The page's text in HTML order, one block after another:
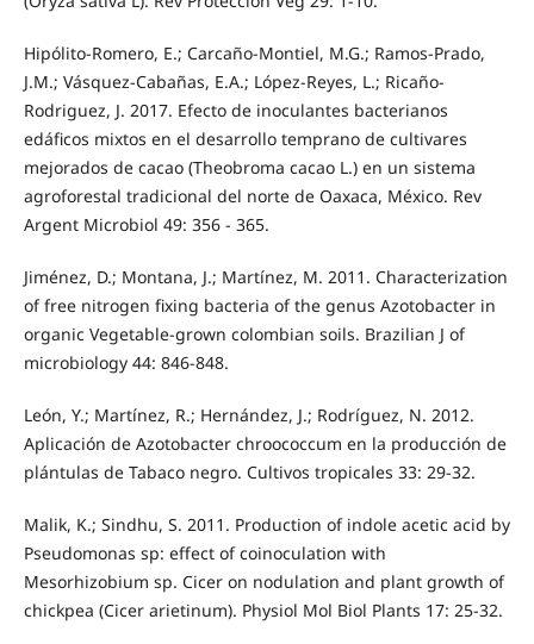
Hipólito-Romero, E.; Carcaño-Montiel, M.G.; Ramos-Prado,
J.M.; Vásquez-Cabañas, E.A.; López-Reyes, L.; Ricaño-
Rodriguez, J. 2017. Efecto de inoculantes bacterianos
edáficos mixtos en el desarrollo temprano de cultivares
mejorados de cacao (Theobroma cacao L.) en un sistema
agroforestal tradicional del norte de Oaxaca, México. Rev
Argent Microbiol 49: 356 - 365.
Jiménez, D.; Montana, J.; Martínez, M. 2011. Characterization
of free nitrogen fixing bacteria of the genus Azotobacter in
organic Vegetable-grown colombian soils. Brazilian J of
microbiology 44: 846-848.
León, Y.; Martínez, R.; Hernández, J.; Rodríguez, N. 2012.
Aplicación de Azotobacter chroococcum en la producción de
plántulas de Tabaco negro. Cultivos tropicales 33: 29-32.
Malik, K.; Sindhu, S. 2011. Production of indole acetic acid by
Pseudomonas sp: effect of coinoculation with
Mesorhizobium sp. Cicer on nodulation and plant growth of
chickpea (Cicer arietinum). Physiol Mol Biol Plants 17: 25-32.